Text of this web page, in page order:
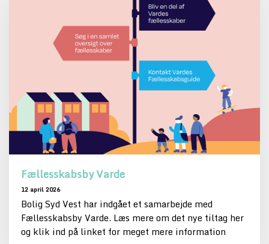
Fællesskabsby Varde
12 april 2026
Bolig Syd Vest har indgået et samarbejde med
Fællesskabsby Varde. Læs mere om det nye tiltag her
og klik ind på linket for meget mere information